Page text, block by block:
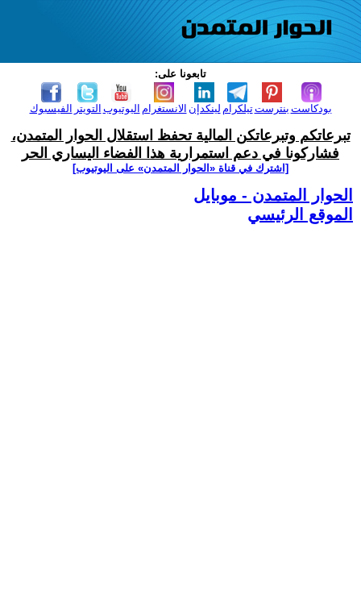
تابعونا على:
الفيسبوك التويتر اليوتيوب الانستغرام لينكدإن تيلكرامبنترست بودكاست
تبرعاتكم وتبرعاتكن المالية تحفظ استقلال الحوار المتمدن،
فشاركونا في دعم استمرارية هذا الفضاء اليساري الحر
[اشترك في قناة ‫«الحوار المتمدن» على اليوتيوب]
الحوار المتمدن - موبايل
الموقع الرئيسي